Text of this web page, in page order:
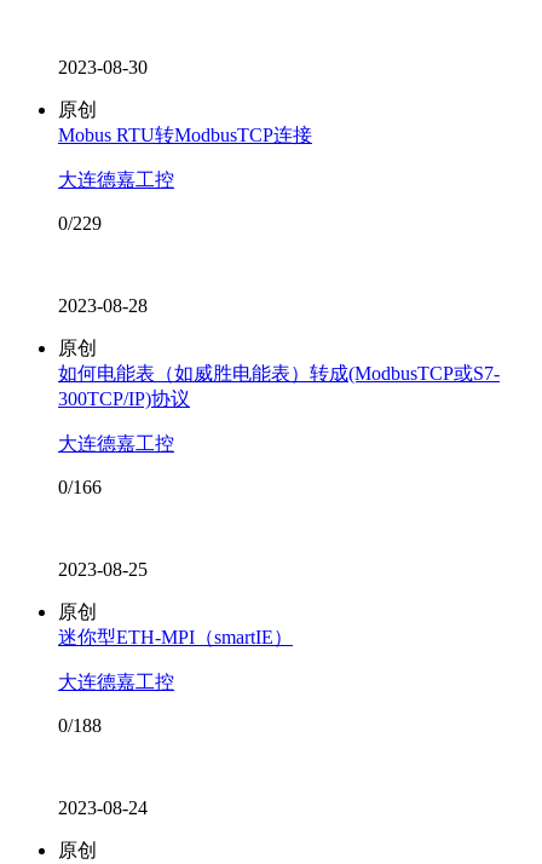
2023-08-30
原创
Mobus RTU转ModbusTCP连接
大连德嘉工控
0/229
2023-08-28
原创
如何电能表（如威胜电能表）转成(ModbusTCP或S7-
300TCP/IP)协议
大连德嘉工控
0/166
2023-08-25
原创
迷你型ETH-MPI（smartIE）
大连德嘉工控
0/188
2023-08-24
原创